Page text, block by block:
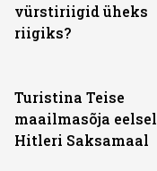
vürstiriigid üheks
riigiks?
Turistina Teise
maailmasõja eelsel
Hitleri Saksamaal